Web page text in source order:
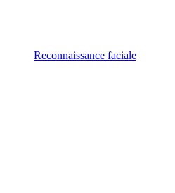
Reconnaissance faciale